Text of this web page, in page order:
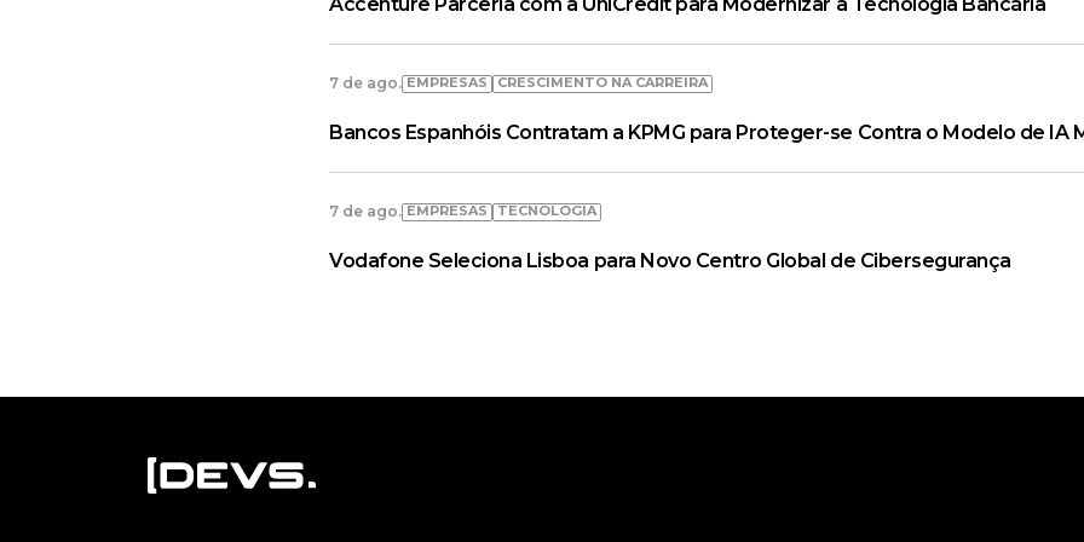
7 de ago. EMPRESAS CRESCIMENTO NA CARREIRA
Bancos Espanhóis Contratam a KPMG para Proteger-se Contra o Modelo de IA
7 de ago. EMPRESAS TECNOLOGIA
Vodafone Seleciona Lisboa para Novo Centro Global de Cibersegurança